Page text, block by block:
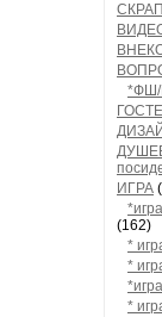
*ФШ/
ИГРА
(162)
*
*
*